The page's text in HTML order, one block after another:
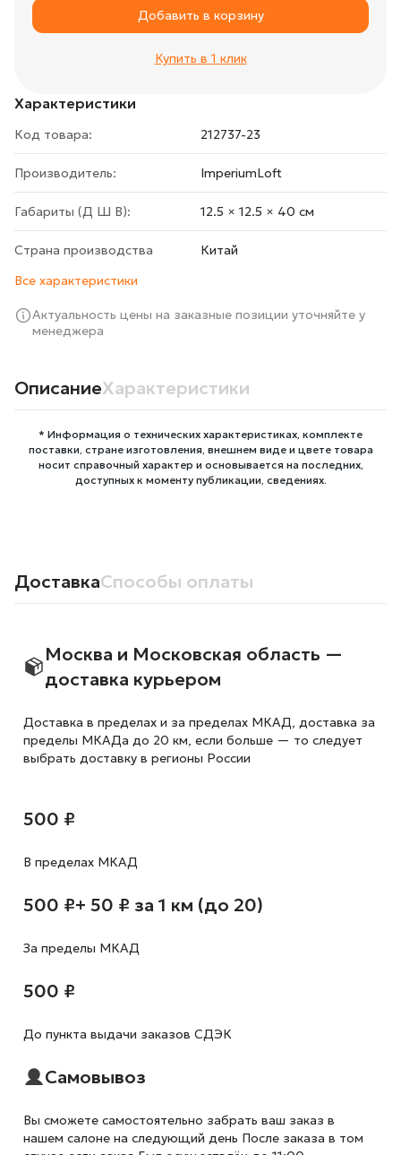
Характеристики
Код товара: 212737-23
Производитель: ImperiumLoft
Габариты (Д Ш В): 12.5 × 12.5 × 40 cм
Страна производства
Китай
Все характеристики
Актуальность цены на заказные позиции уточняйте у
менеджера
Добавить в корзину
Купить в 1 клик
ОписаниеХарактеристики
* Информация о технических характеристиках, комплекте
поставки, стране изготовления, внешнем виде и цвете товара
носит справочный характер и основывается на последних,
доступных к моменту публикации, сведениях.
ДоставкаСпособы оплаты
Москва и Московская область —
доставка курьером
Доставка в пределах и за пределах МКАД, доставка за
пределы МКАДа до 20 км, если больше — то следует
выбрать доставку в регионы России
500 ₽
В пределах МКАД
500 ₽+ 50 ₽ за 1 км (до 20)
За пределы МКАД
500 ₽
До пункта выдачи заказов СДЭК
Самовывоз
Вы сможете самостоятельно забрать ваш заказ в
нашем салоне на следующий день После заказа в том